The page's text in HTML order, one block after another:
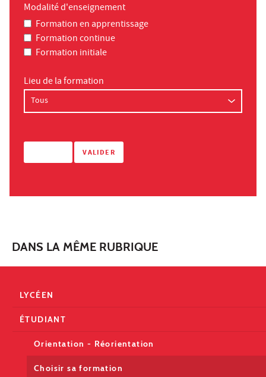
Modalité d'enseignement
Formation en apprentissage
Formation continue
Formation initiale
Lieu de la formation
DANS LA MÊME RUBRIQUE
LYCÉEN
ÉTUDIANT
Orientation - Réorientation
Choisir sa formation